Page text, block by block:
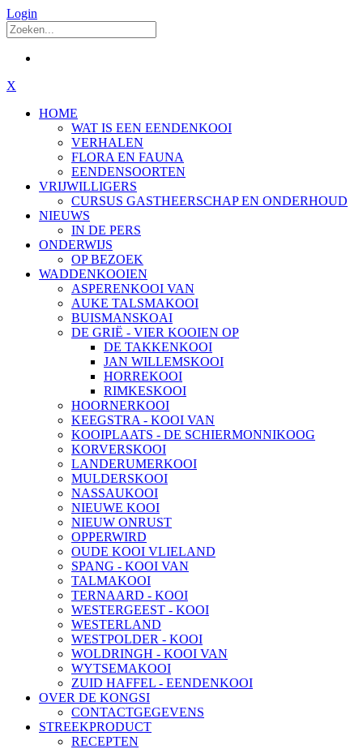
Login
X
HOME
WAT IS EEN EENDENKOOI
VERHALEN
FLORA EN FAUNA
EENDENSOORTEN
VRIJWILLIGERS
CURSUS GASTHEERSCHAP EN ONDERHOUD
NIEUWS
IN DE PERS
ONDERWIJS
OP BEZOEK
WADDENKOOIEN
ASPERENKOOI VAN
AUKE TALSMAKOOI
BUISMANSKOAI
DE GRIË - VIER KOOIEN OP
DE TAKKENKOOI
JAN WILLEMSKOOI
HORREKOOI
RIMKESKOOI
HOORNERKOOI
KEEGSTRA - KOOI VAN
KOOIPLAATS - DE SCHIERMONNIKOOG
KORVERSKOOI
LANDERUMERKOOI
MULDERSKOOI
NASSAUKOOI
NIEUWE KOOI
NIEUW ONRUST
OPPERWIRD
OUDE KOOI VLIELAND
SPANG - KOOI VAN
TALMAKOOI
TERNAARD - KOOI
WESTERGEEST - KOOI
WESTERLAND
WESTPOLDER - KOOI
WOLDRINGH - KOOI VAN
WYTSEMAKOOI
ZUID HAFFEL - EENDENKOOI
OVER DE KONGSI
CONTACTGEGEVENS
STREEKPRODUCT
RECEPTEN